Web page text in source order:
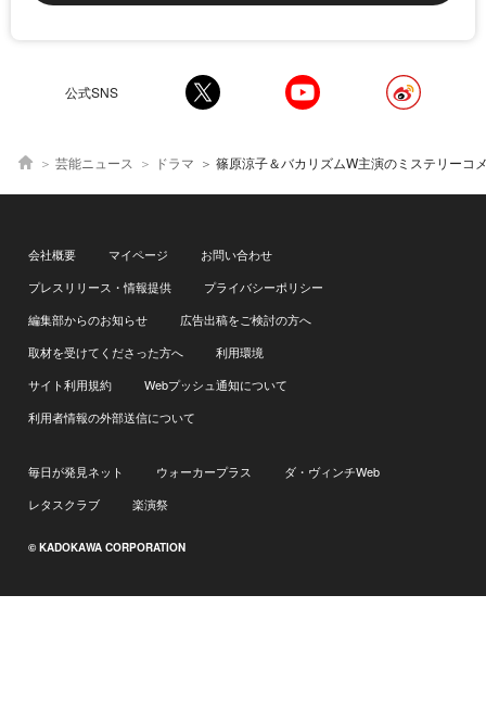
公式SNS
芸能ニュース ドラマ 篠原涼子＆バカリズムW主演のミステリーコメディー、意外な犯人の出現でシリアス展開に＜イ
会社概要 マイページ
お問い合わせ
プレスリリース・情報提供
プライバシーポリシー
編集部からのお知らせ
広告出稿をご検討の方へ
取材を受けてくださった方へ
利用環境
サイト利用規約
Webプッシュ通知について
利用者情報の外部送信について
毎日が発見ネット ウォーカープラス
ダ・ヴィンチWeb
レタスクラブ
楽演祭
© KADOKAWA CORPORATION